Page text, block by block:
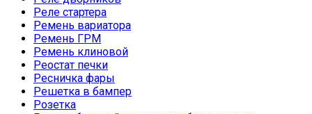
Реле стартера
Ремень вариатора
Ремень ГРМ
Ремень клиновой
Реостат печки
Ресничка фары
Решетка в бампер
Розетка